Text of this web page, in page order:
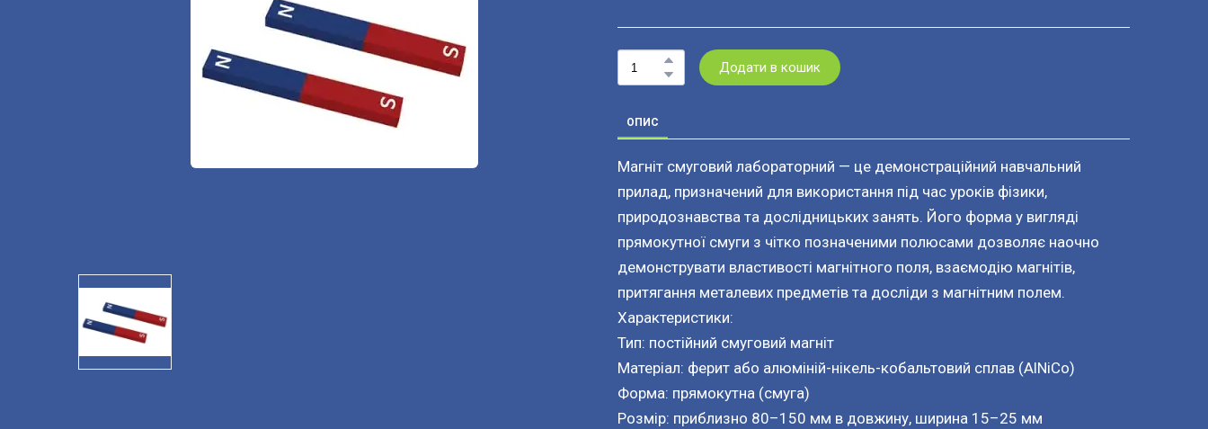
Додати в кошик
ОПИС
Магніт смуговий лабораторний — це демонстраційний навчальний
прилад, призначений для використання під час уроків фізики,
природознавства та дослідницьких занять. Його форма у вигляді
прямокутної смуги з чітко позначеними полюсами дозволяє наочно
демонструвати властивості магнітного поля, взаємодію магнітів,
притягання металевих предметів та досліди з магнітним полем.
Характеристики:
Тип: постійний смуговий магніт
Матеріал: ферит або алюміній-нікель-кобальтовий сплав (AlNiCo)
Форма: прямокутна (смуга)
Розмір: приблизно 80–150 мм в довжину, ширина 15–25 мм